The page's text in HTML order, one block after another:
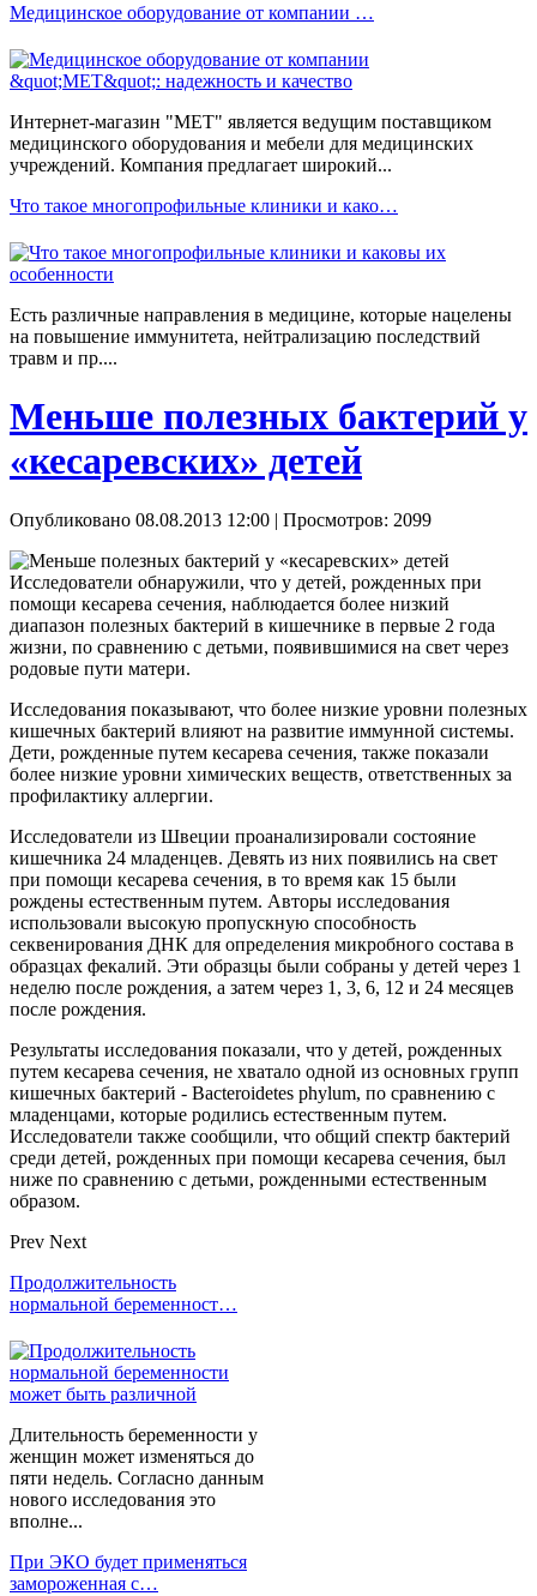
Медицинское оборудование от компании …
Интернет-магазин "МЕТ" является ведущим поставщиком
медицинского оборудования и мебели для медицинских
учреждений. Компания предлагает широкий...
Что такое многопрофильные клиники и како…
Есть различные направления в медицине, которые нацелены
на повышение иммунитета, нейтрализацию последствий
травм и пр....
Меньше полезных бактерий у
«кесаревских» детей
Опубликовано 08.08.2013 12:00 | Просмотров: 2099
Исследователи обнаружили, что у детей, рожденных при
помощи кесарева сечения, наблюдается более низкий
диапазон полезных бактерий в кишечнике в первые 2 года
жизни, по сравнению с детьми, появившимися на свет через
родовые пути матери.
Исследования показывают, что более низкие уровни полезных
кишечных бактерий влияют на развитие иммунной системы.
Дети, рожденные путем кесарева сечения, также показали
более низкие уровни химических веществ, ответственных за
профилактику аллергии.
Исследователи из Швеции проанализировали состояние
кишечника 24 младенцев. Девять из них появились на свет
при помощи кесарева сечения, в то время как 15 были
рождены естественным путем. Авторы исследования
использовали высокую пропускную способность
секвенирования ДНК для определения микробного состава в
образцах фекалий. Эти образцы были собраны у детей через 1
неделю после рождения, а затем через 1, 3, 6, 12 и 24 месяцев
после рождения.
Результаты исследования показали, что у детей, рожденных
путем кесарева сечения, не хватало одной из основных групп
кишечных бактерий - Bacteroidetes phylum, по сравнению с
младенцами, которые родились естественным путем.
Исследователи также сообщили, что общий спектр бактерий
среди детей, рожденных при помощи кесарева сечения, был
ниже по сравнению с детьми, рожденными естественным
образом.
Prev Next
Продолжительность
нормальной беременност…
Длительность беременности у
женщин может изменяться до
пяти недель. Согласно данным
нового исследования это
вполне...
При ЭКО будет применяться
замороженная с…